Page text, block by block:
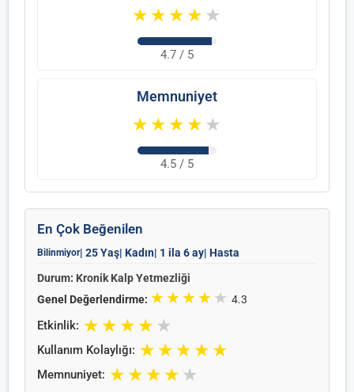
★ ★ ★ ★ ★
4.7 / 5
Memnuniyet
★ ★ ★ ★ ★
4.5 / 5
En Çok Beğenilen
Bilinmiyor| 25 Yaş| Kadın| 1 ila 6 ay| Hasta
Durum: Kronik Kalp Yetmezliği
Genel Değerlendirme: ★★★★ ★ 4.3
Etkinlik: ★ ★ ★ ★ ★
Kullanım Kolaylığı: ★ ★ ★ ★ ★
Memnuniyet: ★ ★ ★ ★ ★